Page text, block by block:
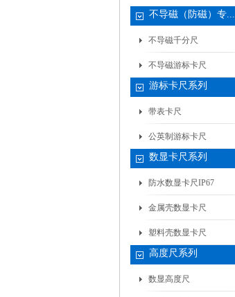
不导磁（防磁）专...
不导磁千分尺
不导磁游标卡尺
游标卡尺系列
带表卡尺
公英制游标卡尺
数显卡尺系列
防水数显卡尺IP67
金属壳数显卡尺
塑料壳数显卡尺
高度尺系列
数显高度尺